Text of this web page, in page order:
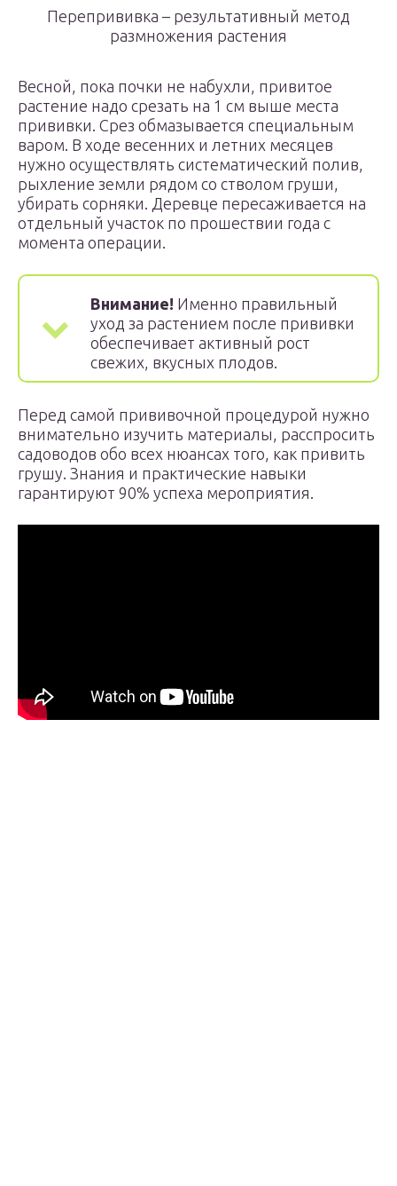
Перепрививка – результативный метод
размножения растения
Весной, пока почки не набухли, привитое
растение надо срезать на 1 см выше места
прививки. Срез обмазывается специальным
варом. В ходе весенних и летних месяцев
нужно осуществлять систематический полив,
рыхление земли рядом со стволом груши,
убирать сорняки. Деревце пересаживается на
отдельный участок по прошествии года с
момента операции.
Внимание! Именно правильный
уход за растением после прививки
обеспечивает активный рост
свежих, вкусных плодов.
Перед самой прививочной процедурой нужно
внимательно изучить материалы, расспросить
садоводов обо всех нюансах того, как привить
грушу. Знания и практические навыки
гарантируют 90% успеха мероприятия.